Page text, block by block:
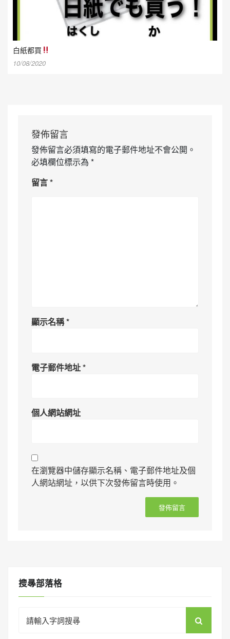
白紙都買
10/08/2020
發佈留言
發佈留言必須填寫的電子郵件地址不會公開。
必填欄位標示為 *
留言*
顯示名稱*
電子郵件地址*
個人網站網址
在瀏覽器中儲存顯示名稱、電子郵件地址及個
人網站網址，以供下次發佈留言時使用。
搜㝷部落格
for: